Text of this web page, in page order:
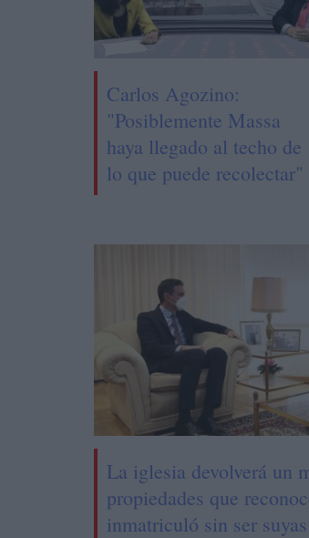
Carlos Agozino:
"Posiblemente Massa
haya llegado al techo de
lo que puede recolectar"
La iglesia devolverá un
propiedades que
inmatriculó sin ser suyas